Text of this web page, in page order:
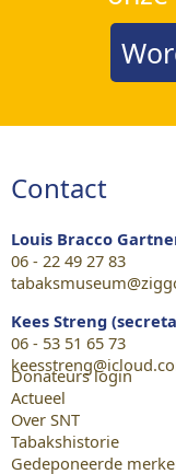
Contact
Louis Bracco
06 - 22 49 27 83
Kees Streng
06 - 53 51 65 73
Donateurs login
Actueel
Over SNT
Tabakshistorie
Gedeponeerde